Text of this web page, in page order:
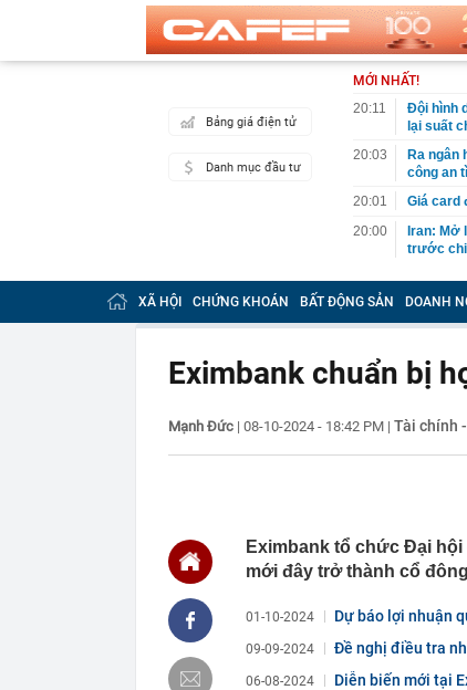
Bảng giá điện tử
Danh mục đầu tư
MỚI NHẤT!
20:11
Đội hình
lại suất
20:03
Ra ngân
công an
20:01
Giá card
20:00
Iran: Mở
trước
19:59
Trước
doanh
19:49
Chuyên
19:40
Đem
Mất hết
Khánh
gây náo
Nơi
19:28
Vì sao
lý của
19:10
Thái
XÃ HỘI CHỨNG KHOÁN BẤT ĐỘNG SẢN DOANH
Eximbank chuẩn bị
Mạnh Đức | 08-10-2024 - 18:42 PM | Tài chính
Eximbank tổ chức Đại
mới đây trở thành cổ
01-10-2024 Dự báo lợi nhuận
09-09-2024 Đề nghị điều tra
06-08-2024 Diễn biến mới tại